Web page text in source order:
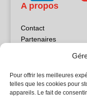
Pour offrir les meilleures
telles que les cookies pour
appareils. Le fait de
A propos
Contact
Partenaires
Politique de
Sites